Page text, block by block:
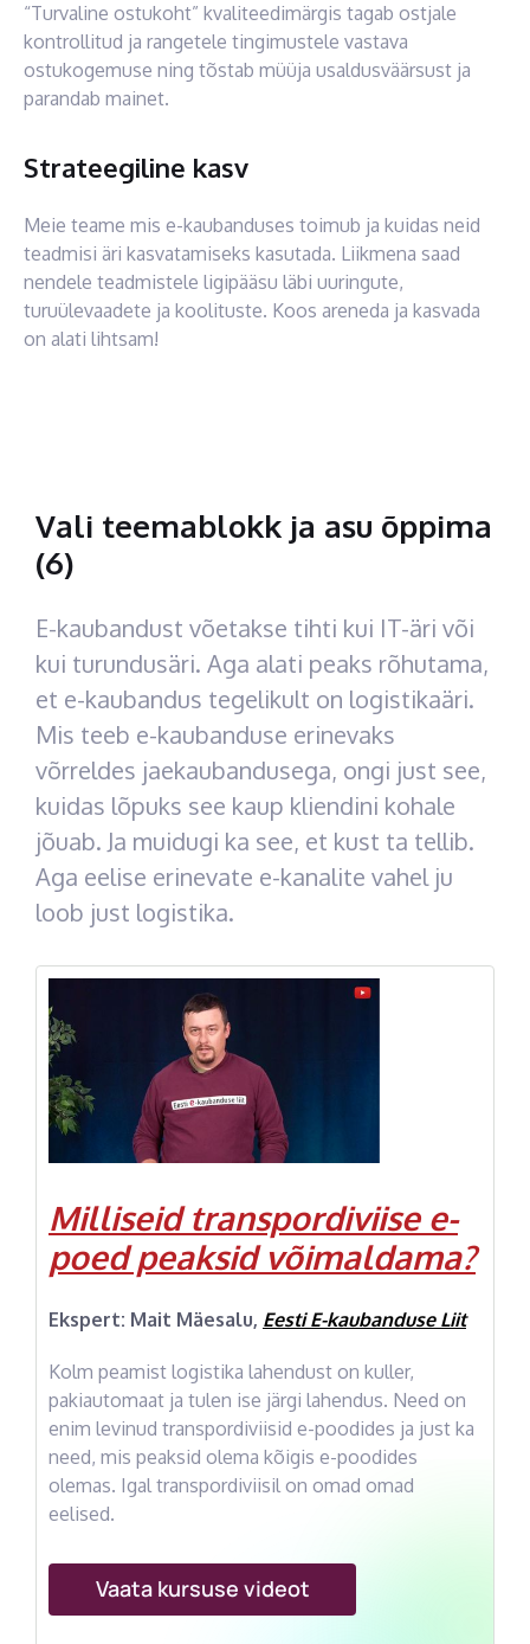
“Turvaline ostukoht” kvaliteedimärgis tagab ostjale
kontrollitud ja rangetele tingimustele vastava
ostukogemuse ning tõstab müüja usaldusväärsust ja
parandab mainet.
Strateegiline kasv
Meie teame mis e-kaubanduses toimub ja kuidas neid
teadmisi äri kasvatamiseks kasutada. Liikmena saad
nendele teadmistele ligipääsu läbi uuringute,
turuülevaadete ja koolituste. Koos areneda ja kasvada
on alati lihtsam!
Vali teemablokk ja asu õppima
(6)
E-kaubandust võetakse tihti kui IT-äri või
kui turundusäri. Aga alati peaks rõhutama,
et e-kaubandus tegelikult on logistikaäri.
Mis teeb e-kaubanduse erinevaks
võrreldes jaekaubandusega, ongi just see,
kuidas lõpuks see kaup kliendini kohale
jõuab. Ja muidugi ka see, et kust ta tellib.
Aga eelise erinevate e-kanalite vahel ju
loob just logistika.
Milliseid transpordiviise e-
poed peaksid võimaldama?
Ekspert: Mait Mäesalu, Eesti E-kaubanduse Liit
Kolm peamist logistika lahendust on kuller,
pakiautomaat ja tulen ise järgi lahendus. Need on
enim levinud transpordiviisid e-poodides ja just ka
need, mis peaksid olema kõigis e-poodides
olemas. Igal transpordiviisil on omad omad
eelised.
Vaata kursuse videot